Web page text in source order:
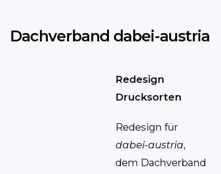
Dachverband dabei-austria
Redesign
Drucksorten
Redesign für
dabei-austria,
dem Dachverband